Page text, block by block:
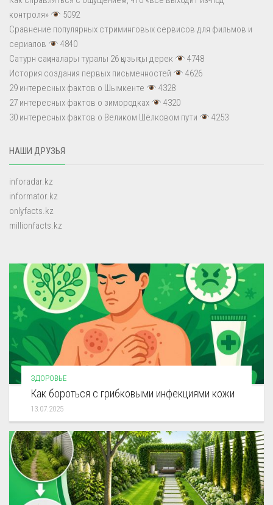
контроля»
5092
Сравнение популярных стриминговых сервисов для фильмов и
сериалов
4840
Сатурн сақиналары туралы 26 қызықты дерек
4748
История создания первых письменностей
4626
29 интересных фактов о Шымкенте
4328
27 интересных фактов о зимородках
4320
30 интересных фактов о Великом Шёлковом пути
4253
НАШИ ДРУЗЬЯ
inforadar.kz
informator.kz
onlyfacts.kz
millionfacts.kz
ЗДОРОВЬЕ
Как бороться с грибковыми инфекциями кожи
13.07.2025